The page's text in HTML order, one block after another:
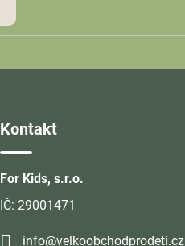
Kontakt
For Kids, s.r.o.
IČ: 29001471
info@velkoobchodprodeti.cz